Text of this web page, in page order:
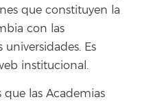
que constituyen la
con las
Es
institucional.
las Academias